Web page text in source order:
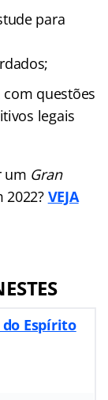
para
questões
legais
um Gran
2022? VEJA
do Espírito